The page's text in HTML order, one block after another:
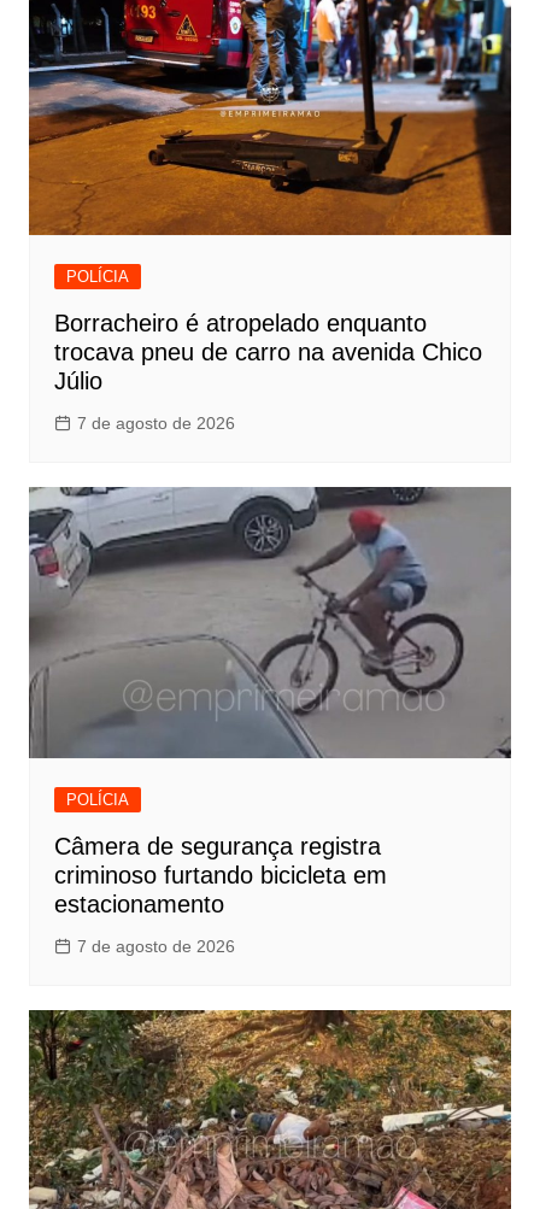
POLÍCIA
Borracheiro é atropelado enquanto
trocava pneu de carro na avenida Chico
Júlio
7 de agosto de 2026
POLÍCIA
Câmera de segurança registra
criminoso furtando bicicleta em
estacionamento
7 de agosto de 2026